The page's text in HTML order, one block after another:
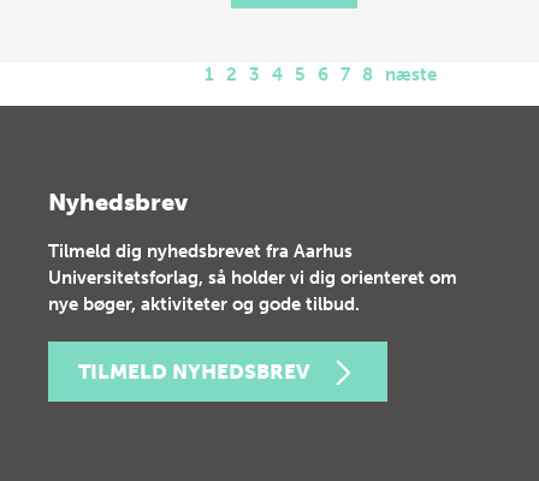
1 2 3 4 5 6 7 8 næste
Nyhedsbrev
Tilmeld dig nyhedsbrevet fra Aarhus
Universitetsforlag, så holder vi dig orienteret om
nye bøger, aktiviteter og gode tilbud.
TILMELD NYHEDSBREV